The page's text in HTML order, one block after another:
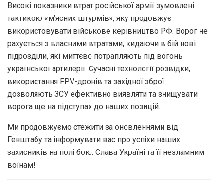
Високі показники втрат російської армії зумовлені
тактикою «м’ясних штурмів», яку продовжує
використовувати військове керівництво РФ. Ворог не
рахується з власними втратами, кидаючи в бій нові
підрозділи, які миттєво потрапляють під вогонь
української артилерії. Сучасні технології розвідки,
використання FPV-дронів та західної зброї
дозволяють ЗСУ ефективно виявляти та знищувати
ворога ще на підступах до наших позицій.
Ми продовжуємо стежити за оновленнями від
Генштабу та інформувати вас про успіхи наших
захисників на полі бою. Слава Україні та її незламним
воїнам!